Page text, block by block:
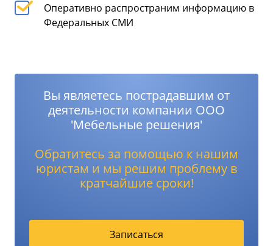
Оперативно распространим информацию в
Федеральных СМИ
Вы являетесь пострадавшим от
деятельности компании ООО
'Мебельные решения'
Обратитесь за помощью к нашим
юристам и мы решим проблему в
кратчайшие сроки!
Записаться